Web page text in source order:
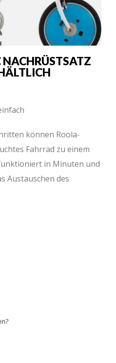
NACHRÜSTSATZ
können Roola-
Fahrrad zu einem
in Minuten und
Austauschen des